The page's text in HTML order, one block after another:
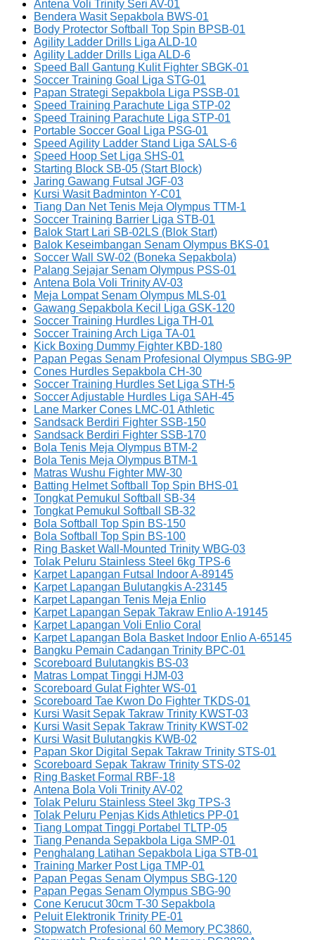
Antena Voli Trinity Seri AV-01
Bendera Wasit Sepakbola BWS-01
Body Protector Softball Top Spin BPSB-01
Agility Ladder Drills Liga ALD-10
Agility Ladder Drills Liga ALD-6
Speed Ball Gantung Kulit Fighter SBGK-01
Soccer Training Goal Liga STG-01
Papan Strategi Sepakbola Liga PSSB-01
Speed Training Parachute Liga STP-02
Speed Training Parachute Liga STP-01
Portable Soccer Goal Liga PSG-01
Speed Agility Ladder Stand Liga SALS-6
Speed Hoop Set Liga SHS-01
Starting Block SB-05 (Start Block)
Jaring Gawang Futsal JGF-03
Kursi Wasit Badminton Y-C01
Tiang Dan Net Tenis Meja Olympus TTM-1
Soccer Training Barrier Liga STB-01
Balok Start Lari SB-02LS (Blok Start)
Balok Keseimbangan Senam Olympus BKS-01
Soccer Wall SW-02 (Boneka Sepakbola)
Palang Sejajar Senam Olympus PSS-01
Antena Bola Voli Trinity AV-03
Meja Lompat Senam Olympus MLS-01
Gawang Sepakbola Kecil Liga GSK-120
Soccer Training Hurdles Liga TH-01
Soccer Training Arch Liga TA-01
Kick Boxing Dummy Fighter KBD-180
Papan Pegas Senam Profesional Olympus SBG-9P
Cones Hurdles Sepakbola CH-30
Soccer Training Hurdles Set Liga STH-5
Soccer Adjustable Hurdles Liga SAH-45
Lane Marker Cones LMC-01 Athletic
Sandsack Berdiri Fighter SSB-150
Sandsack Berdiri Fighter SSB-170
Bola Tenis Meja Olympus BTM-2
Bola Tenis Meja Olympus BTM-1
Matras Wushu Fighter MW-30
Batting Helmet Softball Top Spin BHS-01
Tongkat Pemukul Softball SB-34
Tongkat Pemukul Softball SB-32
Bola Softball Top Spin BS-150
Bola Softball Top Spin BS-100
Ring Basket Wall-Mounted Trinity WBG-03
Tolak Peluru Stainless Steel 6kg TPS-6
Karpet Lapangan Futsal Indoor A-89145
Karpet Lapangan Bulutangkis A-23145
Karpet Lapangan Tenis Meja Enlio
Karpet Lapangan Sepak Takraw Enlio A-19145
Karpet Lapangan Voli Enlio Coral
Karpet Lapangan Bola Basket Indoor Enlio A-65145
Bangku Pemain Cadangan Trinity BPC-01
Scoreboard Bulutangkis BS-03
Matras Lompat Tinggi HJM-03
Scoreboard Gulat Fighter WS-01
Scoreboard Tae Kwon Do Fighter TKDS-01
Kursi Wasit Sepak Takraw Trinity KWST-03
Kursi Wasit Sepak Takraw Trinity KWST-02
Kursi Wasit Bulutangkis KWB-02
Papan Skor Digital Sepak Takraw Trinity STS-01
Scoreboard Sepak Takraw Trinity STS-02
Ring Basket Formal RBF-18
Antena Bola Voli Trinity AV-02
Tolak Peluru Stainless Steel 3kg TPS-3
Tolak Peluru Penjas Kids Athletics PP-01
Tiang Lompat Tinggi Portabel TLTP-05
Tiang Penanda Sepakbola Liga SMP-01
Penghalang Latihan Sepakbola Liga STB-01
Training Marker Post Liga TMP-01
Papan Pegas Senam Olympus SBG-120
Papan Pegas Senam Olympus SBG-90
Cone Kerucut 30cm T-30 Sepakbola
Peluit Elektronik Trinity PE-01
Stopwatch Profesional 60 Memory PC3860.